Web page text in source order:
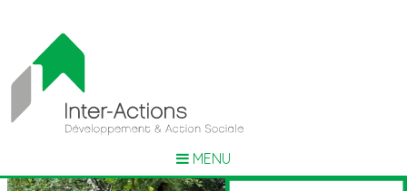
MENU